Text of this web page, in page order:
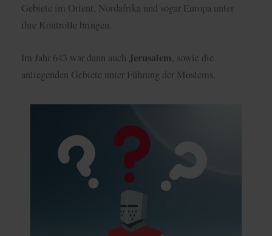
Gebiete im Orient, Nordafrika und sogar Europa unter
ihre Kontrolle bringen.
Im Jahr 643 war dann auch Jerusalem, sowie die
anliegenden Gebiete unter Führung der Moslems.